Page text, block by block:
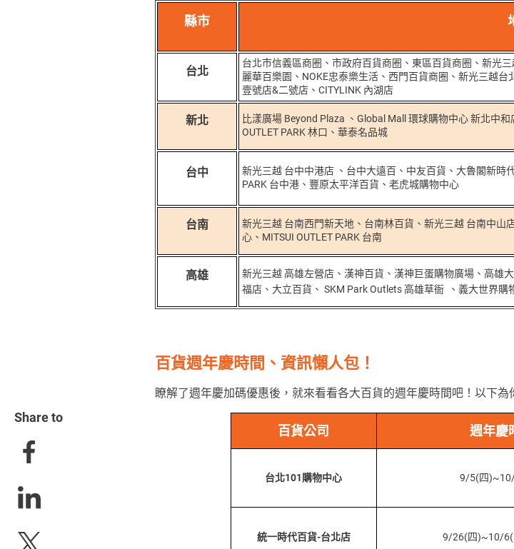
縣市
台北
台北市信義區商圈、市政府百貨商圈、東區百貨商圈、新光
麗華百樂園、NOKE忠泰樂生活、西門百貨商圈、新光三越
壹號店&二號店、CITYLINK 內湖店
新北
比漾廣場 Beyond Plaza 、Global Mall 環球購物中心 新北中
OUTLET PARK 林口、華泰名品城
台中
新光三越 台中中港店 、台中大遠百、中友百貨、大魯閣新時
PARK 台中港、豐原太平洋百貨、老虎城購物中心
台南
新光三越 台南西門新天地、台南林百貨、新光三越 台南中
心、MITSUI OUTLET PARK 台南
高雄
新光三越 高雄左營店、漢神百貨、漢神巨蛋購物廣場、高雄
福店、大立百貨、 SKM Park Outlets 高雄草衙 、義大世界購
百貨週年慶時間、資訊懶人包！
瞭解了週年慶加碼優惠後，就來看看各大百貨的週年慶時間吧！以下
百貨公司 週年慶
台北101購物中心 9/5(四
統一時代百貨-台北店 9/26(四)~10/6(
Share to